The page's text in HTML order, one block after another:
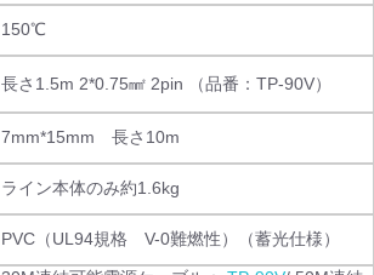
150℃
長さ1.5m 2*0.75㎟ 2pin （品番：TP-90V）
7mm*15mm 長さ10m
ライン本体のみ約1.6kg
PVC（UL94規格 V-0難燃性）（蓄光仕様）